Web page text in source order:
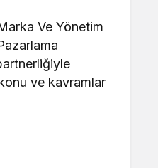
Ve Yönetim
ve kavramlar